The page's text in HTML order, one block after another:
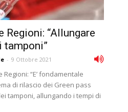
Regioni: “Allungare
tamponi”
- 9 Ottobre 2021
Regioni: “E’ fondamentale
di rilascio dei Green pass
tamponi, allungando i tempi di